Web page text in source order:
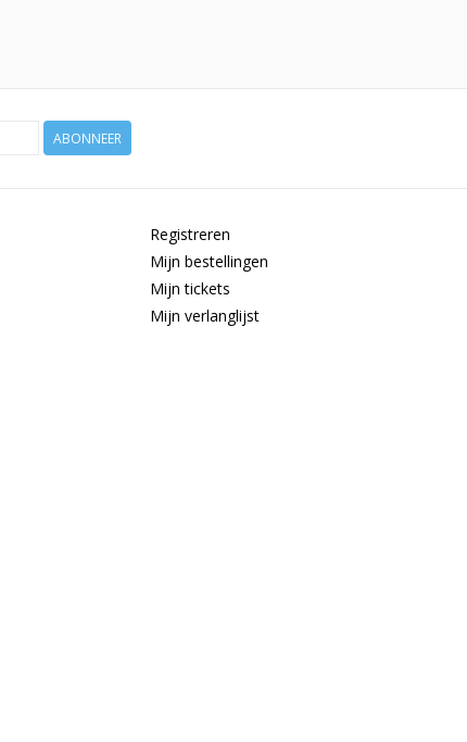
ABONNEER
Registreren
Mijn bestellingen
Mijn tickets
Mijn verlanglijst